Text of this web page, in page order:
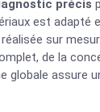
précis
est adapté
sur
de la
globale assure